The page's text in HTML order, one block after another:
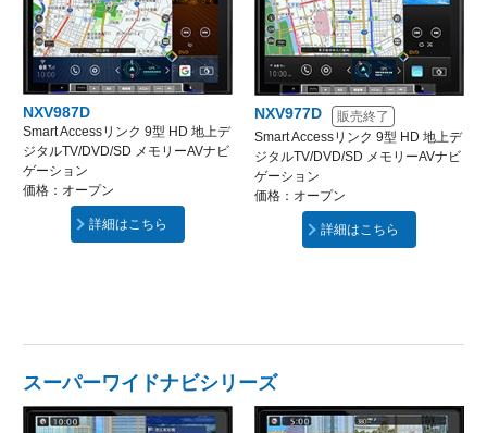
NXV987D
Smart Accessリンク 9型 HD 地上デ
ジタルTV/DVD/SD メモリーAVナビ
ゲーション
価格：オープン
詳細はこちら
NXV977D
販売終了
Smart Accessリンク 9型 HD 地上デ
ジタルTV/DVD/SD メモリーAVナビ
ゲーション
価格：オープン
詳細はこちら
スーパーワイドナビシリーズ